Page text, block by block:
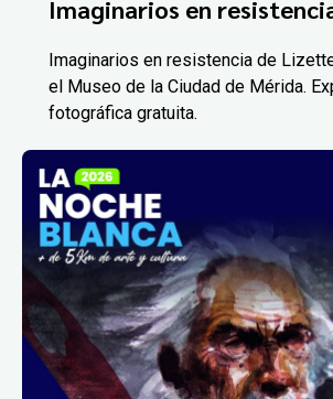
Imaginarios en
Imaginarios en resistencia de
el Museo de la Ciudad de Mérida.
fotográfica gratuita.